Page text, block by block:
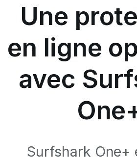
Une
en ligne
avec
Surfshark One+